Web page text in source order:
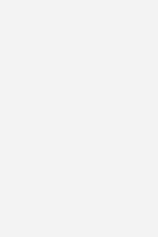
mit dem SBZ
von uns
gebündelt und